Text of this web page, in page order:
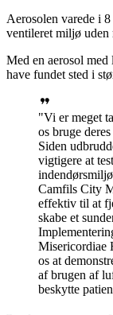
Aerosolen varede i
ventileret miljø uden
Med en aerosol
have fundet sted i
Vi er meget
os bruge
Siden
vigtigere at
Camfils City
effektiv til at
skabe et
Misericordiae
os at
af brugen af
beskytte